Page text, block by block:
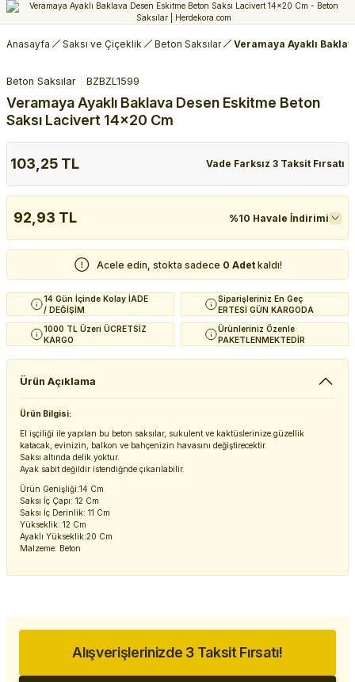
Anasayfa Saksı ve Çiçeklik Beton Saksılar Veramaya Ayaklı
Beton Saksılar BZBZL1599
Veramaya Ayaklı Baklava Desen Eskitme Beton
Saksı Lacivert 14x20 Cm
103,25 TL Vade Farksız 3 Taksit Fırsatı
92,93 TL %10 Havale İndirimi
Acele edin, stokta sadece 0 Adet kaldı!
14 Gün İçinde Kolay İADE
/ DEĞİŞİM
Siparişleriniz En Geç
ERTESİ GÜN KARGODA
1000 TL Üzeri ÜCRETSİZ
KARGO
Ürünleriniz Özenle
PAKETLENMEKTEDİR
Ürün Açıklama
Ürün Bilgisi:
El işçiliği ile yapılan bu beton saksılar, sukulent ve kaktüslerinize güzellik
katacak, evinizin, balkon ve bahçenizin havasını değiştirecektir.
Saksı altında delik yoktur.
Ayak sabit değildir istendiğnde çıkarılabilir.
Ürün Genişliği:14 Cm
Saksı İç Çapı: 12 Cm
Saksı İç Derinlik: 11 Cm
Yükseklik: 12 Cm
Ayaklı Yükseklik:20 Cm
Malzeme: Beton
Alışverişlerinizde 3 Taksit Fırsatı!